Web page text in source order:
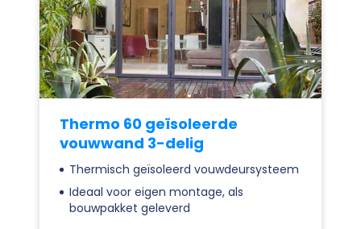
Thermo 60 geïsoleerde
vouwwand 3-delig
Thermisch geïsoleerd vouwdeursysteem
Ideaal voor eigen montage, als
bouwpakket geleverd